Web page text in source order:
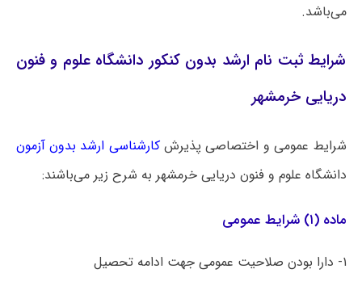
می‌باشد.
شرایط ثبت نام ارشد بدون کنکور دانشگاه علوم و فنون
دریایی خرمشهر
شرایط عمومی و اختصاصی پذیرشکارشناسی ارشد بدون آزمون
دانشگاه ‌علوم و فنون دریایی خرمشهر به شرح زیر می‌باشند:
ماده (۱) شرایط عمومی
۱- دارا بودن صلاحیت عمومی جهت ادامه تحصیل